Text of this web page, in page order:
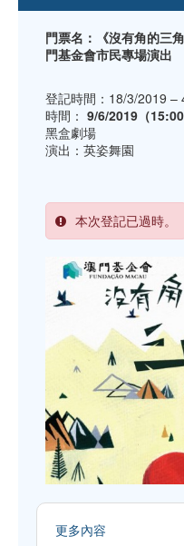
門票名：《沒有角的三
門基金會市民專場演出
登記時間：18/3/2019 –
時間： 9/6/2019（15:00
黑盒劇場
演出：英姿舞園
本次登記已過時。
更多內容